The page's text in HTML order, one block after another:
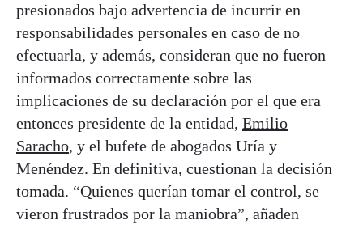
presionados bajo advertencia de incurrir en
responsabilidades personales en caso de no
efectuarla, y además, consideran que no fueron
informados correctamente sobre las
implicaciones de su declaración por el que era
entonces presidente de la entidad, Emilio
Saracho, y el bufete de abogados Uría y
Menéndez. En definitiva, cuestionan la decisión
tomada. “Quienes querían tomar el control, se
vieron frustrados por la maniobra”, añaden